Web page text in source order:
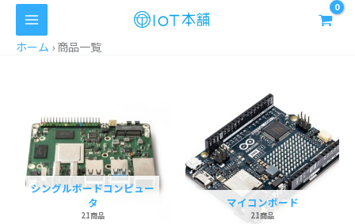
ホーム › 商品一覧
シングルボードコンピュー
タ
21商品
マイコンボード
21商品